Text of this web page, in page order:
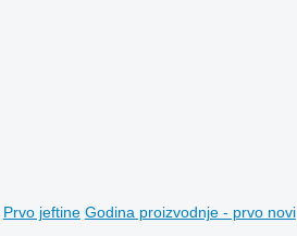
Prvo jeftine Godina proizvodnje - prvo novi